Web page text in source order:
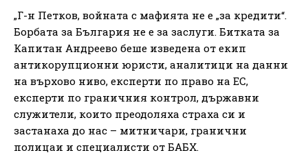
„Г-н Петков, войната с мафията не е „за кредити“.
Борбата за България не е за заслуги. Битката за
Капитан Андреево беше изведена от екип
антикорупционни юристи, аналитици на данни
на върхово ниво, експерти по право на ЕС,
експерти по граничния контрол, държавни
служители, които преодоляха страха си и
застанаха до нас – митничари, гранични
полицаи и специалисти от БАБХ.